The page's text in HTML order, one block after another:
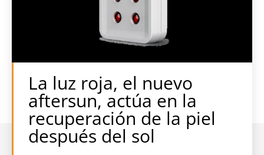
La luz roja, el nuevo
aftersun, actúa en la
recuperación de la piel
después del sol